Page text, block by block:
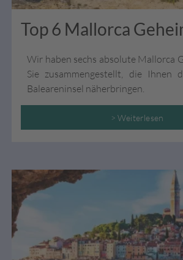
Top 6 Mallorca
Wir haben sechs absolute Mallorca
Sie zusammengestellt, die Ihnen
Baleareninsel näherbringen.
> Weiterlesen